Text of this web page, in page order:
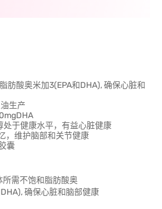
肪酸奥米加3(EPA和DHA), 确保心脏和
生产
处于健康水平，有益心脏健康
，维护脑部和关节健康
囊
所需不饱和脂肪酸奥
确保心脏和脑部健康